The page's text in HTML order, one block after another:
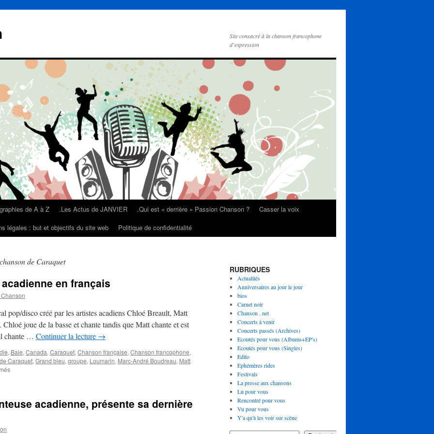
Site consacré à la chanson francophone
d’expression
de A à Z .Les Actus de JANVIER .Qui est « derrière » Passion Chanson ?
Casser la voix
légales : but et objectifs du site web Politique de confidentialité
de Caraquet
en français
pop/disco créé par les artistes acadiens Chloé Breault, Matt
joue de la basse et chante tandis que Matt chante et est
chante … Continuer la lecture →
, Baie, Canada, Caraquet, Chanson française, Chanson francophone,
Caraquet, Grand bleu, groupe, Loumarin, Marc-André Boudreau, Matt
sur
la
acadienne, présente sa dernière
RUBRIQUES
Actualités
Anniversaires au jour le jour
bios
Carnet noir
Chanson . net
Concerts à venir
Concerts passés (Archives)
Ecoutés pour vous (Albums+EP's)
Ecoutés pour vous (Singles)
Edito
Ephémères rides
Festivals
La presse aux chansons
Lu pour vous
Rencontré pour vous
Vu pour vous
Y'a qu'à les voir sur scène